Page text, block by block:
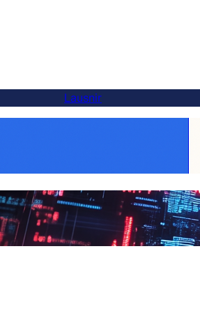
Lausnir
Án effortlaus vefsíðutúlkun fyrir
viðskiptavini